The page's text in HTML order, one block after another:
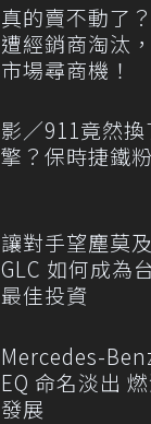
真的賣不動了
遭經銷商淘汰
市場尋商機！
影／911竟然
擎？保時捷鐵
讓對手望塵莫
GLC 如何成為
最佳投資
Mercedes-
EQ 命名淡出
發展